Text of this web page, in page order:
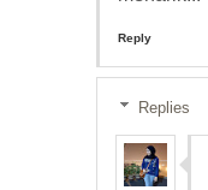
Reply
Replies